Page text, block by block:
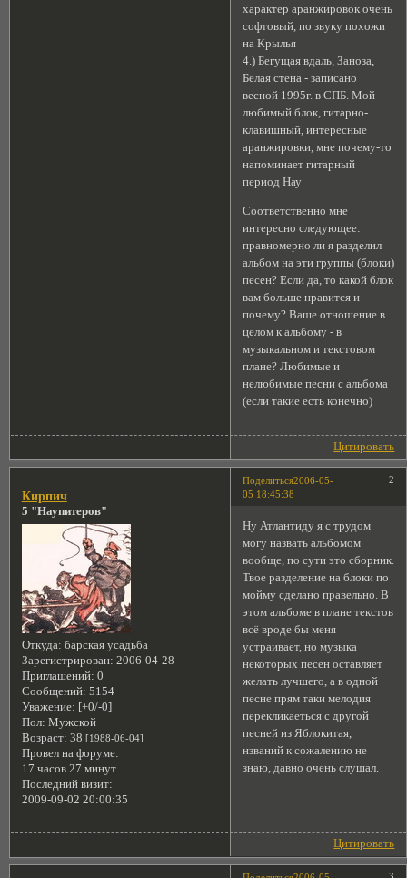
характер аранжировок очень
софтовый, по звуку похожи
на Крылья
4.) Бегущая вдаль, Заноза,
Белая стена - записано
весной 1995г. в СПБ. Мой
любимый блок, гитарно-
клавишный, интересные
аранжировки, мне почему-то
напоминает гитарный
период Нау
Соответственно мне
интересно следующее:
правномерно ли я разделил
альбом на эти группы (блоки)
песен? Если да, то какой блок
вам больше нравится и
почему? Ваше отношение в
целом к альбому - в
музыкальном и текстовом
плане? Любимые и
нелюбимые песни с альбома
(если такие есть конечно)
Цитировать
Поделиться 2
2006-05-
05 18:45:38
Кирпич
5 "Наупитеров"
Откуда: барская усадьба
Зарегистрирован: 2006-04-28
Приглашений: 0
Сообщений: 5154
Уважение: [+0/-0]
Пол: Мужской
Возраст: 38 [1988-06-04]
Провел на форуме:
17 часов 27 минут
Последний визит:
2009-09-02 20:00:35
Ну Атлантиду я с трудом
могу назвать альбомом
вообще, по сути это сборник.
Твое разделение на блоки по
мойму сделано правельно. В
этом альбоме в плане текстов
всё вроде бы меня
устраивает, но музыка
некоторых песен оставляет
желать лучшего, а в одной
песне прям таки мелодия
перекликаеться с другой
песней из Яблокитая,
нзваний к сожалению не
знаю, давно очень слушал.
Цитировать